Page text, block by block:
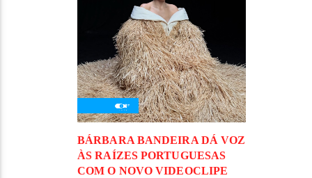
BÁRBARA BANDEIRA DÁ VOZ
ÀS RAÍZES PORTUGUESAS
COM O NOVO VIDEOCLIPE